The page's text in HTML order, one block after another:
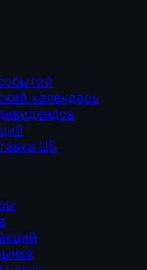
календарь
ЦБ